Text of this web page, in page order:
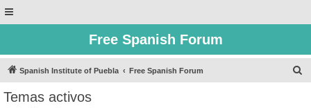
Free Spanish Forum
Spanish Institute of Puebla Free Spanish Forum
Temas activos